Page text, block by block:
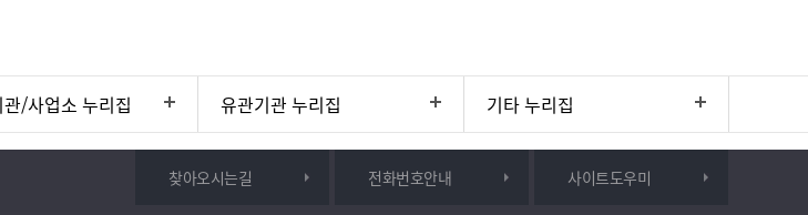
/사업소 누리집 유관기관 누리집 기타 누리집
찾아오시는길 전화번호안내 사이트도우미